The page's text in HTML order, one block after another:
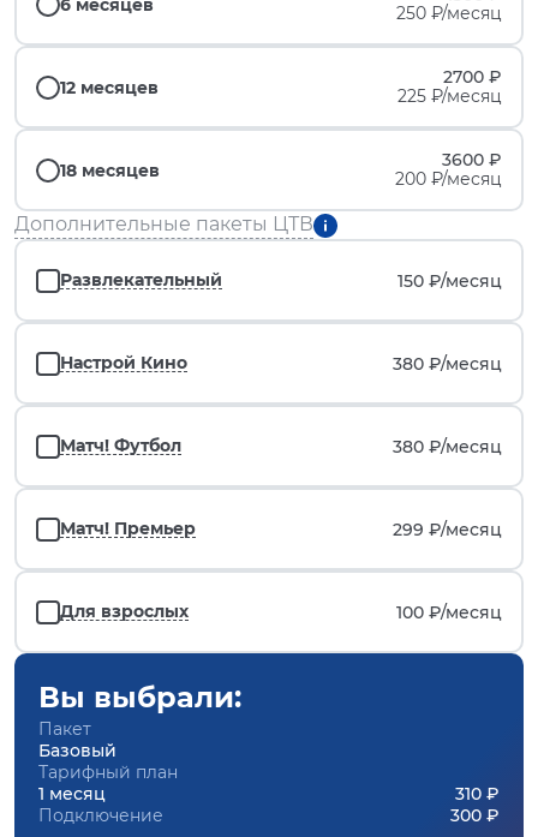
250 ₽/месяц
12 месяцев
2700 ₽
225 ₽/месяц
18 месяцев
3600 ₽
200 ₽/месяц
Дополнительные пакеты ЦТВ
Развлекательный 150 ₽/месяц
Настрой Кино 380 ₽/месяц
Матч! Футбол 380 ₽/месяц
Матч! Премьер 299 ₽/месяц
Для взрослых 100 ₽/месяц
Вы выбрали:
Пакет
Базовый
Тарифный план
1 месяц
310 ₽
Подключение
300 ₽